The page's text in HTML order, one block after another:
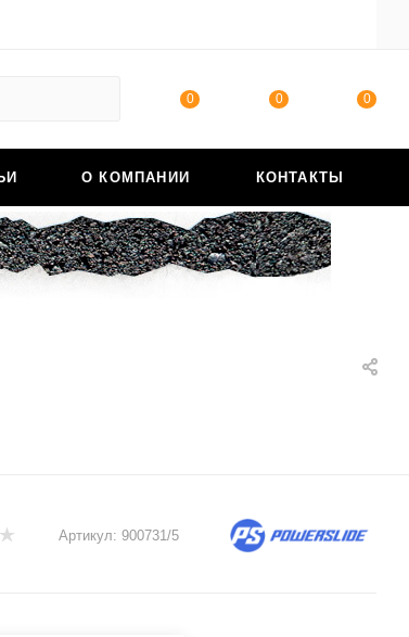
0 0 0
О КОМПАНИИ КОНТАКТЫ
Артикул: 900731/5